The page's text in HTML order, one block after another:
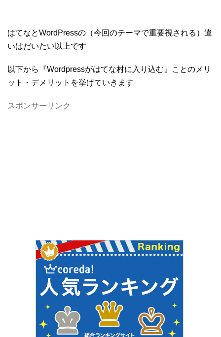
はてなとWordPressの（今回のテーマで重要視される）違
いはだいたい以上です
以下から『Wordpressがはてな村に入り込む』ことのメリ
ット・デメリットを挙げていきます
スポンサーリンク